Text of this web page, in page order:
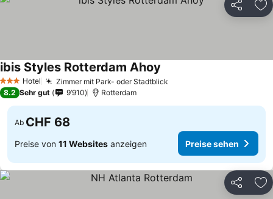
Teilen
3 SterneHotel Zimmer mit Park- oder Stadtblick
ibis Styles Rotterdam Ahoy
8.2 Sehr gut 9’910 Rotterdam
Ab CHF 68
Preise von 11 Websites anzeigen Preise sehen
Teilen